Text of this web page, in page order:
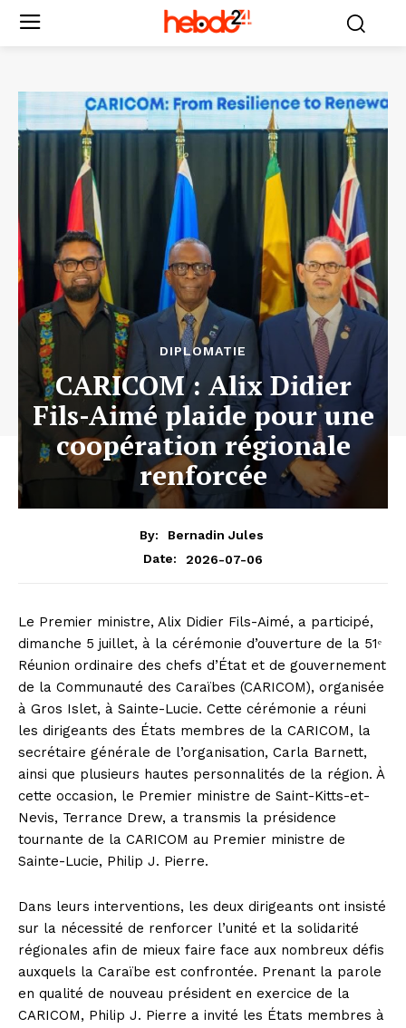
DIPLOMATIE
CARICOM : Alix Didier
Fils-Aimé plaide pour une
coopération régionale
renforcée
By:
Bernadin Jules
Date:
2026-07-06
Le Premier ministre, Alix Didier Fils-Aimé, a participé,
dimanche 5 juillet, à la cérémonie d’ouverture de la 51ᵉ
Réunion ordinaire des chefs d’État et de gouvernement
de la Communauté des Caraïbes (CARICOM), organisée
à Gros Islet, à Sainte-Lucie. Cette cérémonie a réuni
les dirigeants des États membres de la CARICOM, la
secrétaire générale de l’organisation, Carla Barnett,
ainsi que plusieurs hautes personnalités de la région. À
cette occasion, le Premier ministre de Saint-Kitts-et-
Nevis, Terrance Drew, a transmis la présidence
tournante de la CARICOM au Premier ministre de
Sainte-Lucie, Philip J. Pierre.
Dans leurs interventions, les deux dirigeants ont insisté
sur la nécessité de renforcer l’unité et la solidarité
régionales afin de mieux faire face aux nombreux défis
auxquels la Caraïbe est confrontée. Prenant la parole
en qualité de nouveau président en exercice de la
CARICOM, Philip J. Pierre a invité les États membres à